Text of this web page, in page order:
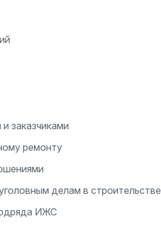
заказчиками
ремонту
делам в строительстве
ИЖС